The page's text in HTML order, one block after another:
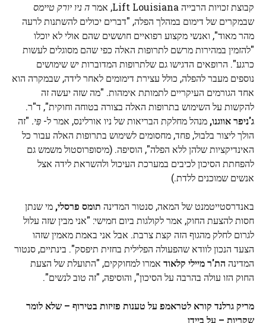
קבוצת זכויות הרבייה Lift Louisiana, אמר
הניו יורק טיימס
שבמקרים של דימום במהלך הפלה, "דברים יכולים להשתנות לרעה
מהר מאוד", ואנשי מקצוע רפואיים חוששים שהם אולי לא יוכלו
"להזמין במהירות מרשם לתרופות האלה כפי שהם מסוגלים לעשות
כרגע". הרופאים הדגישו גם שלתרופות המדוברות יש שימושים
נוספים מעבר להפלה, כולל עצירת דימומים לאחר לידה, שבמקרה הוא
אחד הגורמים העיקריים לתמותת אימהות. "מה שזה יעשה זה
להקשות על השימוש בתרופות האלה בצורה בטוחה וחוקית", ד"ר.
ג'ניפר אווגנו, מנהל מחלקת הבריאות של ניו אורלינס, אמר ל- פִּי. "זה
הולך ליצור בלבול, פחד, מחסומים לשימוש בתרופות האלה עבור כל
האינדיקציות שלהן ללא הפלה", הוסיפה. (מיסופרוסטול משמש גם
להפחתת הסיכון לכיבים במערכת העיכול ולהשראת לידה אצל
אנשים שמוכנים ללדת.)
באנדרסטייטמנט של המאה, סנטור המדינה תומס פרסלי, מי שנתן
חסות להצעת החוק, אמר לקולגות ביום חמישי: "אני מבין שזה עלול
לגרום לחלק מהגוף הזה קצת צרבת. אבל אני באמת מאמין שזהו
הצעד הנכון לוודא שהפעולה הפלילית בחזית תיפסק". בינתיים, סנטור
המדינה הת'ר מיילי קלאוד אמרו למחוקקים, "התועלת של הצעת
החוק הזו עולה בהרבה על הסיכון", והוסיפה, "זה טוב לנשים".
מריק גרלנד קורא לטראמפ על טענות פזיזות בטירוף – שלא לומר
שקריות – על ביידן